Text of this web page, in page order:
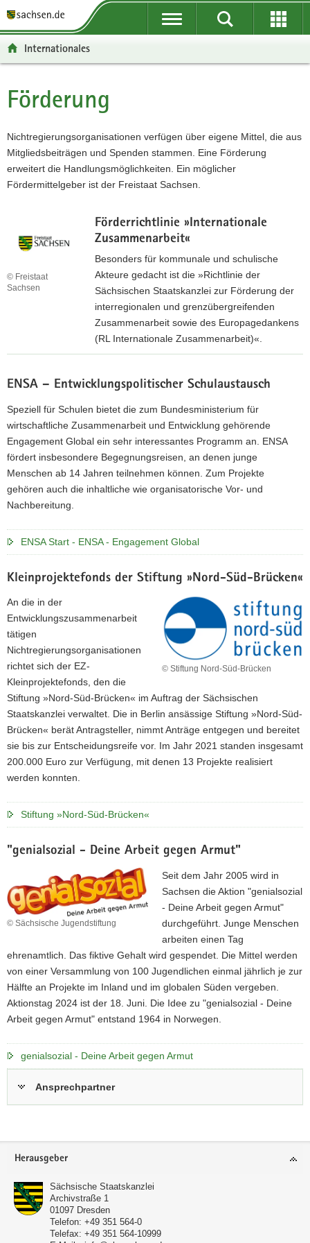
t
ü
e
r
g
r
d
e
i
a
t
i
o
n
t
n
v
i
g
a
p
n
a
l
t
t
-
e
r
e
i
Internationales
Hauptinhalt
Förderung
Nichtregierungsorganisationen verfügen über eigene Mittel, die aus
Mitgliedsbeiträgen und Spenden stammen. Eine Förderung
erweitert die Handlungsmöglichkeiten. Ein möglicher
Fördermittelgeber ist der Freistaat Sachsen.
Förderrichtlinie »Internationale
Zusammenarbeit«
© Freistaat
Sachsen
Besonders für kommunale und schulische
Akteure gedacht ist die »Richtlinie der
Sächsischen Staatskanzlei zur Förderung der
interregionalen und grenzübergreifenden
Zusammenarbeit sowie des Europagedankens
(RL Internationale Zusammenarbeit)«.
ö
d
e
r
p
o
r
t
l
d
r
L
a
n
d
e
s
d
i
r
e
k
t
a
h
s
e
ENSA – Entwicklungspolitischer Schulaustausch
Speziell für Schulen bietet die zum Bundesministerium für
wirtschaftliche Zusammenarbeit und Entwicklung gehörende
Engagement Global ein sehr interessantes Programm an. ENSA
fördert insbesondere Begegnungsreisen, an denen junge
Menschen ab 14 Jahren teilnehmen können. Zum Projekte
gehören auch die inhaltliche wie organisatorische Vor- und
Nachbereitung.
ENSA Start - ENSA - Engagement Global
Kleinprojektefonds der Stiftung »Nord-Süd-Brücken«
© Stiftung Nord-Süd-Brücken
An die in der
Entwicklungszusammenarbeit
tätigen
Nichtregierungsorganisationen
richtet sich der EZ-
Kleinprojektefonds, den die
Stiftung »Nord-Süd-Brücken« im Auftrag der Sächsischen
Staatskanzlei verwaltet. Die in Berlin ansässige Stiftung »Nord-Süd-
Brücken« berät Antragsteller, nimmt Anträge entgegen und bereitet
sie bis zur Entscheidungsreife vor. Im Jahr 2021 standen insgesamt
200.000 Euro zur Verfügung, mit denen 13 Projekte realisiert
werden konnten.
Stiftung »Nord-Süd-Brücken«
"genialsozial - Deine Arbeit gegen Armut"
© Sächsische Jugendstiftung
Seit dem Jahr 2005 wird in
Sachsen die Aktion "genialsozial
- Deine Arbeit gegen Armut"
durchgeführt. Junge Menschen
arbeiten einen Tag
ehrenamtlich. Das fiktive Gehalt wird gespendet. Die Mittel werden
von einer Versammlung von 100 Jugendlichen einmal jährlich je zur
Hälfte an Projekte im Inland und im globalen Süden vergeben.
Aktionstag 2024 ist der 18. Juni. Die Idee zu "genialsozial - Deine
Arbeit gegen Armut" entstand 1964 in Norwegen.
genialsozial - Deine Arbeit gegen Armut
Ansprechpartner
Footer-
Herausgeber
Sächsische Staatskanzlei
Archivstraße 1
01097 Dresden
Telefon: +49 351 564-0
Telefax: +49 351 564-10999